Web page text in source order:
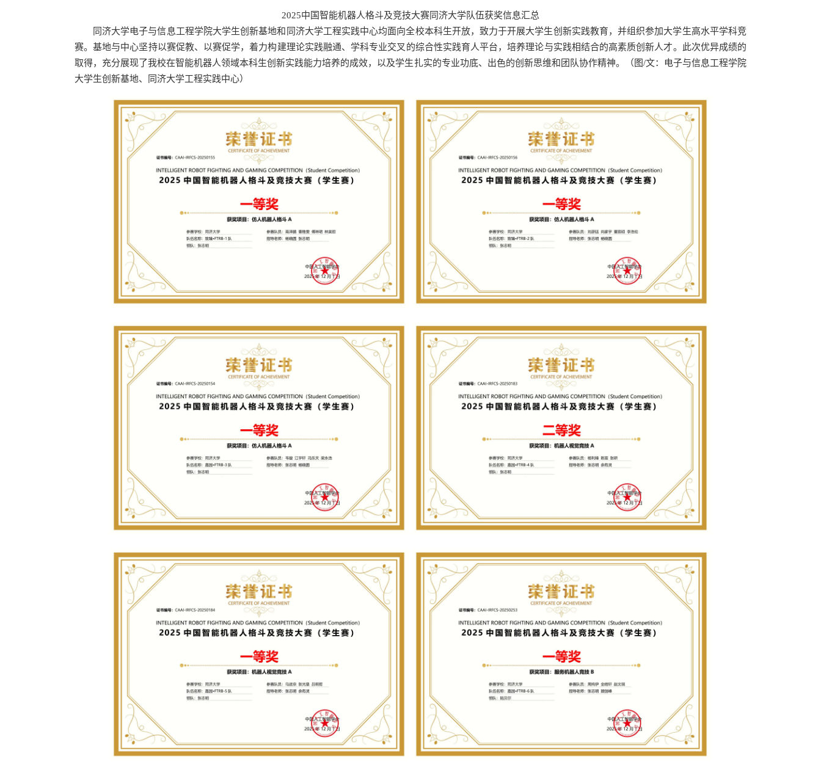
2025中国智能机器人格斗及竞技大赛同济大学队伍获奖信息汇总
同济大学电子与信息工程学院大学生创新基地和同济大学工程实践中心均面向全校本科生开放，致力于开展大学生创新实践教育，并组织参加大学生高水平学科竞
赛。基地与中心坚持以赛促教、以赛促学，着力构建理论实践融通、学科专业交叉的综合性实践育人平台，培养理论与实践相结合的高素质创新人才。此次优异成绩的
取得，充分展现了我校在智能机器人领域本科生创新实践能力培养的成效，以及学生扎实的专业功底、出色的创新思维和团队协作精神。（图/文：电子与信息工程学院
大学生创新基地、同济大学工程实践中心）